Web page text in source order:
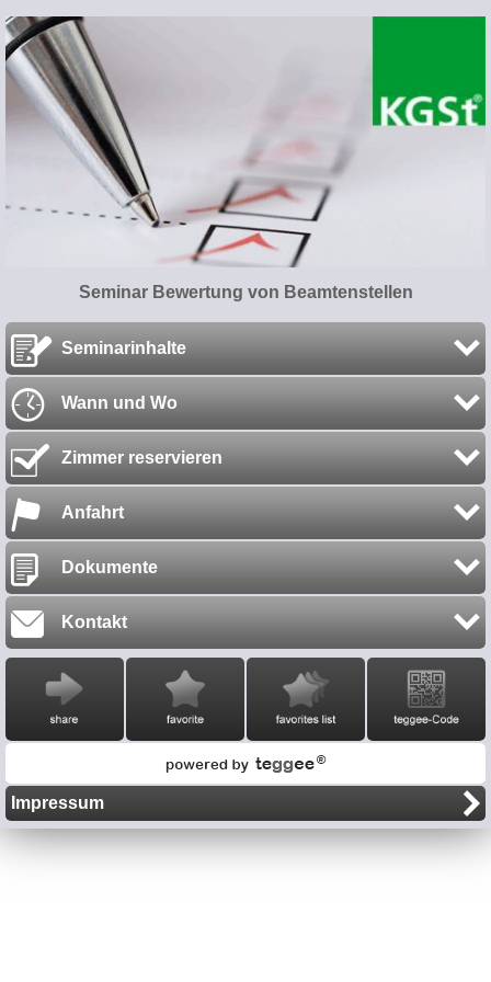
Seminar Bewertung von Beamtenstellen
Seminarinhalte
Wann und Wo
Zimmer reservieren
Anfahrt
Dokumente
Kontakt
Impressum